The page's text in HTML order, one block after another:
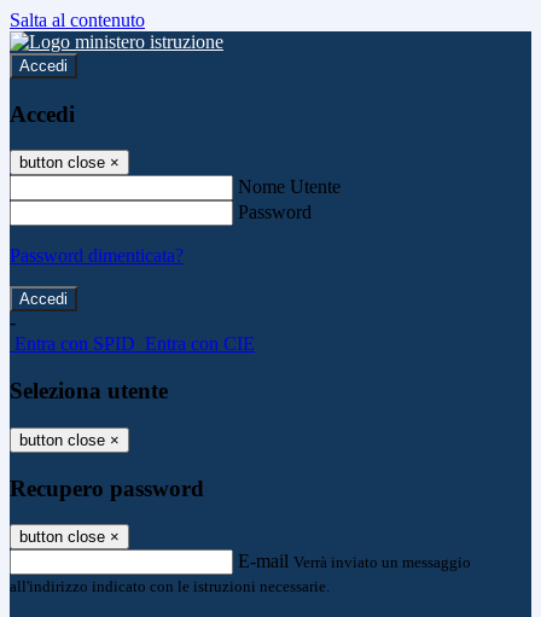
Salta al contenuto
Accedi
Accedi
button close ×
Nome Utente
Password
Password dimenticata?
-
Entra con SPID Entra con CIE
Seleziona utente
button close ×
Recupero password
button close ×
E-mail Verrà inviato un messaggio
all'indirizzo indicato con le istruzioni necessarie.